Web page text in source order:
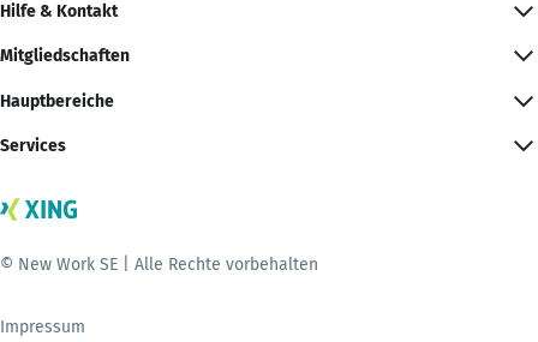
Hilfe & Kontakt
Mitgliedschaften
Hauptbereiche
Services
© New Work SE | Alle Rechte vorbehalten
Impressum